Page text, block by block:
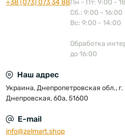
+38 (073) 073 34 88Пн - Пт: 9:00 -
Сб.: 9:00 - 16:00
Вс: 9:00 - 14:00
Обработка
до 16:00
Наш адрес
Украина, Днепропетровская обл.,
Днепровская, 60а, 51600
E-mail
info@zelmart.shop